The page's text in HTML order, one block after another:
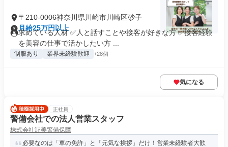
〒210-0006神奈川県川崎市川崎区砂子
月給25万円以上
求めている人材 ✅人と話すことや接客が好きな方 ✅接客経験
を美容の仕事で活かしたい方 ...
制服あり 業界未経験歓迎 +28個
気になる
正社員
警備会社での法人営業スタッフ
株式会社渥美警備保障
必要なのは「車の免許」と「元気な挨拶」だけ！営業未経験者大歓